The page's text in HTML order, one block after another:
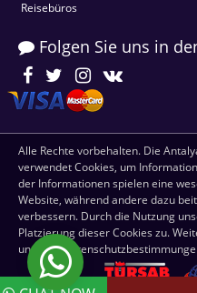
Reisebüros
Folgen Sie uns in
Alle Rechte vorbehalten. Die
verwendet Cookies, um
der Informationen spielen eine
Website, während andere dazu
verbessern. Durch die Nutzung
Platzierung dieser Cookies zu.
unseren